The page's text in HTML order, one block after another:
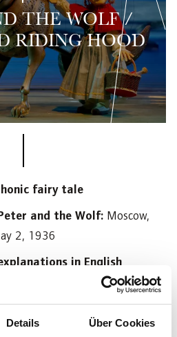
Details Über Cookies
THE WOLF /
RIDING HOOD
fairy tale
and the Wolf: Moscow,
2, 1936
in English
for children from 4 years